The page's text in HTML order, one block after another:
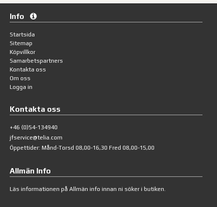
Info
Startsida
Sitemap
Köpvillkor
Samarbetspartners
Kontakta oss
Om oss
Logga in
Kontakta oss
+46 (0)54-134940
jfservice@telia.com
Öppettider: Månd-Torsd 08,00-16,30 Fred 08,00-15,00
Allmän Info
Läs informationen på Allmän info innan ni söker i butiken.